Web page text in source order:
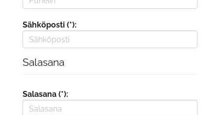
Sähköposti (*):
Salasana
Salasana (*):